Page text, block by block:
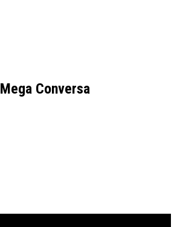
Mega Conversa